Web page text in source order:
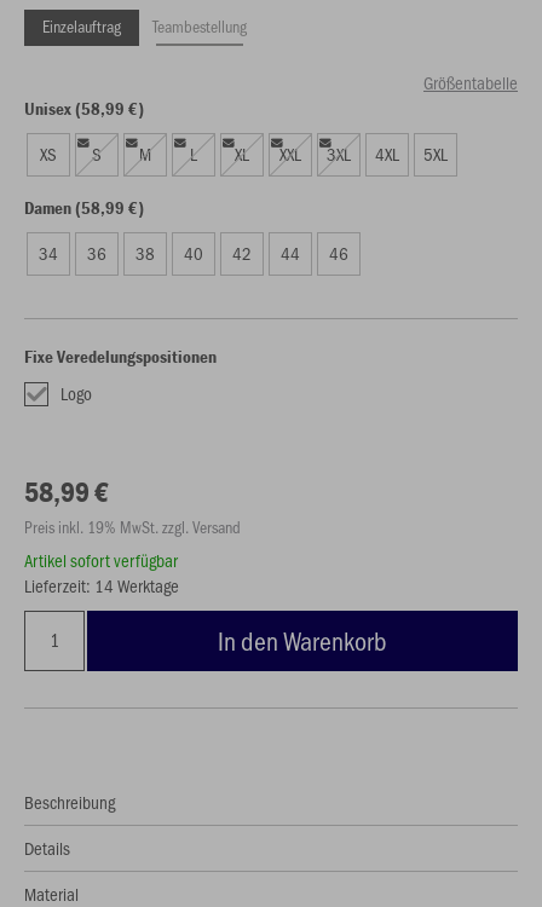
Einzelauftrag Teambestellung
Größentabelle
Unisex (58,99 €)
XS S M L XL XXL 3XL 4XL 5XL
Damen (58,99 €)
34 36 38 40 42 44 46
Fixe Veredelungspositionen
Logo
58,99 €
Preis inkl. 19% MwSt. zzgl. Versand
Artikel sofort verfügbar
Lieferzeit: 14 Werktage
In den Warenkorb
Beschreibung
Details
Material